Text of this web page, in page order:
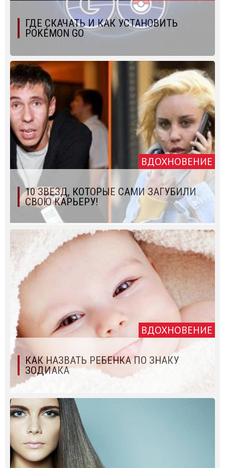
ГДЕ СКАЧАТЬ И КАК УСТАНОВИТЬ
POKÉMON GO
ВДОХНОВЕНИЕ
10 ЗВЕЗД, КОТОРЫЕ САМИ ЗАГУБИЛИ
СВОЮ КАРЬЕРУ!
ВДОХНОВЕНИЕ
КАК НАЗВАТЬ РЕБЕНКА ПО ЗНАКУ
ЗОДИАКА